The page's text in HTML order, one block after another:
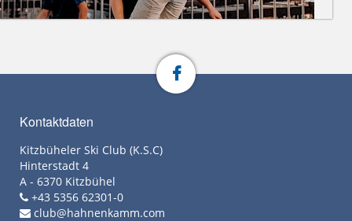
Kontaktdaten
Kitzbüheler Ski Club (K.S.C)
Hinterstadt 4
A - 6370 Kitzbühel
+43 5356 62301-0
club@hahnenkamm.com